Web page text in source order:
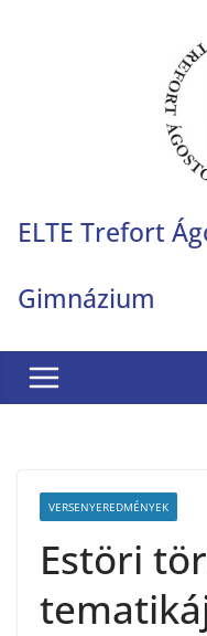
ELTE Trefort
Gimnázium
VERSENYEREDMÉNYEK
Estöri